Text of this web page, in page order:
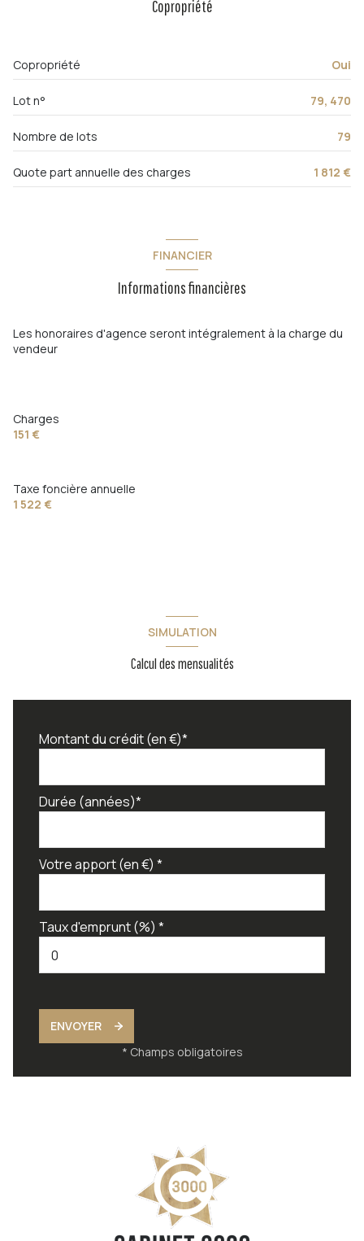
Chauffage collectif : radiateur (gaz)
7 étage(s)
ascenseur
interphone
Copropriété
Copropriété Oui
Lot n° 79, 470
Nombre de lots 79
Quote part annuelle des charges 1 812 €
FINANCIER
Informations financières
Les honoraires d'agence seront intégralement à la charge du
vendeur
Charges
151 €
Taxe foncière annuelle
1 522 €
SIMULATION
Calcul des mensualités
Montant du crédit (en €)*
Durée (années)*
Votre apport (en €) *
Taux d'emprunt (%) *
ENVOYER
* Champs obligatoires